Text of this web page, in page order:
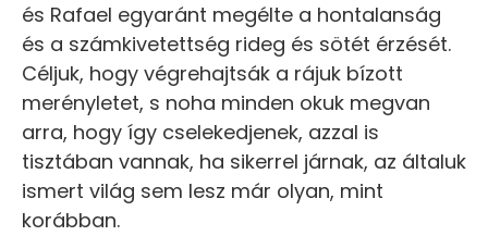
és Rafael egyaránt megélte a hontalanság
és a számkivetettség rideg és sötét érzését.
Céljuk, hogy végrehajtsák a rájuk bízott
merényletet, s noha minden okuk megvan
arra, hogy így cselekedjenek, azzal is
tisztában vannak, ha sikerrel járnak, az általuk
ismert világ sem lesz már olyan, mint
korábban.